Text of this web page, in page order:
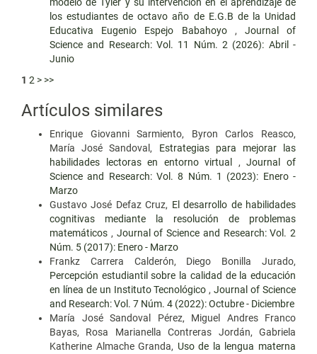
modelo de Tyler y su intervención en el aprendizaje de
los estudiantes de octavo año de E.G.B de la Unidad
Educativa Eugenio Espejo Babahoyo , Journal of
Science and Research: Vol. 11 Núm. 2 (2026): Abril -
Junio
1 2 > >>
Artículos similares
Enrique Giovanni Sarmiento, Byron Carlos Reasco,
María José Sandoval, Estrategias para mejorar las
habilidades lectoras en entorno virtual ,Journal of
Science and Research: Vol. 8 Núm. 1 (2023): Enero -
Marzo
Gustavo José Defaz Cruz, El desarrollo de habilidades
cognitivas mediante la resolución de problemas
matemáticos , Journal of Science and Research: Vol. 2
Núm. 5 (2017): Enero - Marzo
Frankz Carrera Calderón, Diego Bonilla Jurado,
Percepción estudiantil sobre la calidad de la educación
en línea de un Instituto Tecnológico,Journal of Science
and Research: Vol. 7 Núm. 4 (2022): Octubre - Diciembre
María José Sandoval Pérez, Miguel Andres Franco
Bayas, Rosa Marianella Contreras Jordán, Gabriela
Katherine Almache Granda, Uso de la lengua materna